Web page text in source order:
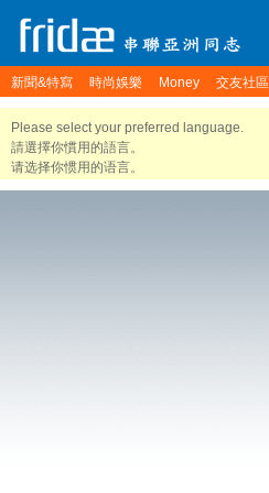
新聞&特寫 時尚娛樂 Money 交友社區
Please select your preferred language.
請選擇你慣用的語言。
请选择你惯用的语言。